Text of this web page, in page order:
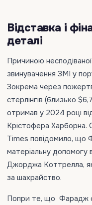
Відставка і
деталі
Причиною
звинувачення ЗМІ у
Зокрема через
стерлінгів (близько
отримав у 2024 році
Крістофера Харборна.
Times повідомило, що
матеріальну допомогу
Джорджа Коттрелла,
за шахрайство.
Попри те, що Фарадж